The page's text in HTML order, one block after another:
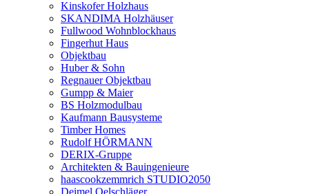
Kinskofer Holzhaus
SKANDIMA Holzhäuser
Fullwood Wohnblockhaus
Fingerhut Haus
Objektbau
Huber & Sohn
Regnauer Objektbau
Gumpp & Maier
BS Holzmodulbau
Kaufmann Bausysteme
Timber Homes
Rudolf HÖRMANN
DERIX-Gruppe
Architekten & Bauingenieure
haascookzemmrich STUDIO2050
Deimel Oelschläger